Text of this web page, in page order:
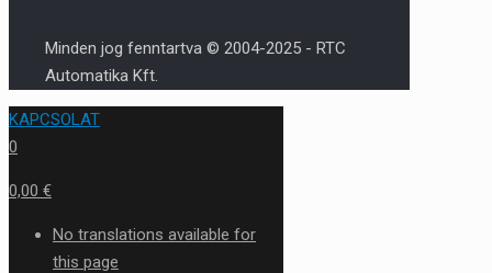
Minden jog fenntartva © 2004-2025 - RTC
Automatika Kft.
KAPCSOLAT
0
0,00 €
No translations available for
this page